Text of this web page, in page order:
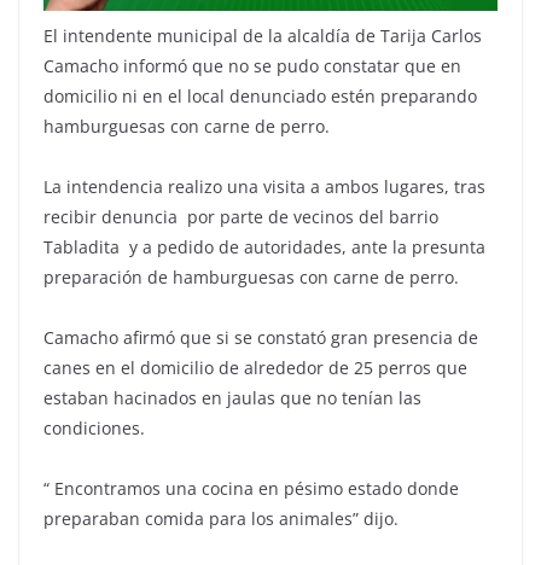
El intendente municipal de la alcaldía de Tarija Carlos
Camacho informó que no se pudo constatar que en
domicilio ni en el local denunciado estén preparando
hamburguesas con carne de perro.
La intendencia realizo una visita a ambos lugares, tras
recibir denuncia por parte de vecinos del barrio
Tabladita y a pedido de autoridades, ante la presunta
preparación de hamburguesas con carne de perro.
Camacho afirmó que si se constató gran presencia de
canes en el domicilio de alrededor de 25 perros que
estaban hacinados en jaulas que no tenían las
condiciones.
“ Encontramos una cocina en pésimo estado donde
preparaban comida para los animales” dijo.